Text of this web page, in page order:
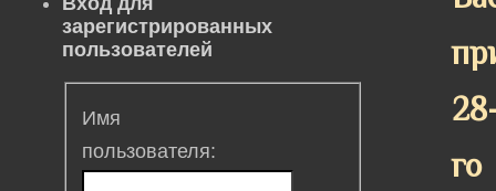
го
зарегистрированных
пользователей
Имя
пользователя: